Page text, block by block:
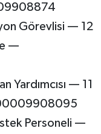
Görevlisi — 12
—
Yardımcısı — 11
00009908095
Personeli —